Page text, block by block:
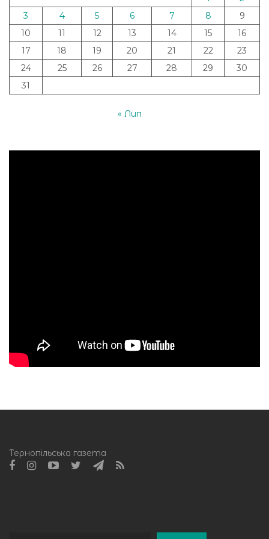
3
4 5 6 7 8
9
10
11 12 13 14 15
16
17
18 19 20 21 22
23
24
25 26 27 28 29
30
31
« Лип
Тернопільська газета